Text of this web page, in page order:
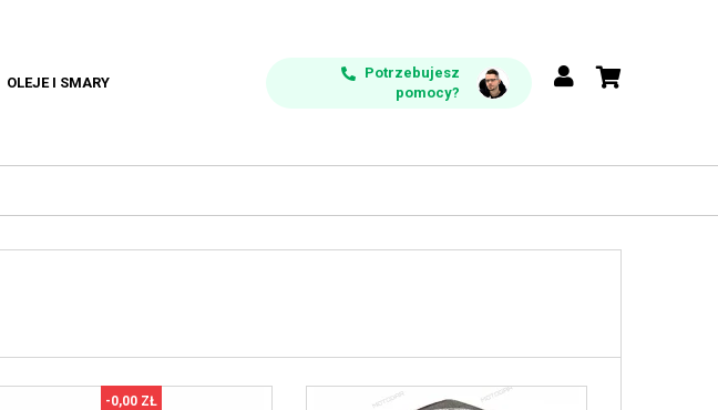
OLEJE I SMARY
Potrzebujesz
pomocy?
-0,00 ZŁ